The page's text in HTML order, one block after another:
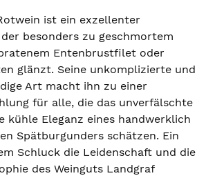
ist ein exzellenter
besonders zu geschmortem
Entenbrustfilet oder
glänzt. Seine unkomplizierte und
Art macht ihn zu einer
für alle, die das unverfälschte
kühle Eleganz eines handwerklich
Spätburgunders schätzen. Ein
Schluck die Leidenschaft und die
des Weinguts Landgraf